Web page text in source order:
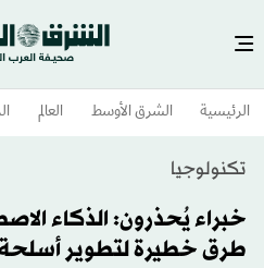
الرئيسية الشرق الأوسط​ العالم
تكنولوجيا
خبراء يُحذرون: الذكاء
طرق خطيرة لتطوير